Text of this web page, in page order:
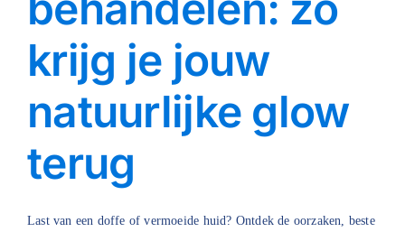
krijg je jouw
natuurlijke glow
terug
Last van een doffe of vermoeide huid? Ontdek de oorzaken, beste